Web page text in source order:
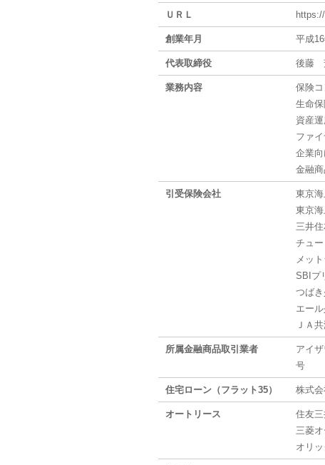
ＵＲＬ
創業年月 平成
代表取締役 後藤
業務内容
保険
生命
資産
ファ
企業
金融
引受保険会社
東京
東京
三井
チュ
メッ
SBIプ
つばき
エー
ＪＡ
所属金融商品取引業者
アイ
号
住宅ローン（フラット35） 株式
オートリース
住友
三菱
オリ